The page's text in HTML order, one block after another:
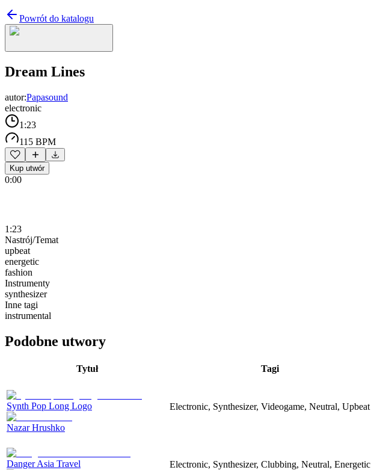
Powrót do katalogu
Dream Lines
autor:Papasound
electronic
1:23
115 BPM
Kup utwór
0:00
1:23
Nastrój/Temat
upbeat
energetic
fashion
Instrumenty
synthesizer
Inne tagi
instrumental
Podobne utwory
Tytuł Tagi
Synth Pop Long Logo
Nazar Hrushko
Electronic, Synthesizer, Videogame, Neutral, Upbeat
Danger Asia Travel Electronic, Synthesizer, Clubbing, Neutral, Energetic